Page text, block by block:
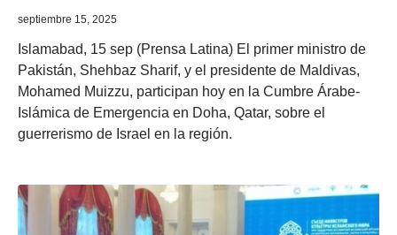
septiembre 15, 2025
Islamabad, 15 sep (Prensa Latina) El primer ministro de
Pakistán, Shehbaz Sharif, y el presidente de Maldivas,
Mohamed Muizzu, participan hoy en la Cumbre Árabe-
Islámica de Emergencia en Doha, Qatar, sobre el
guerrerismo de Israel en la región.